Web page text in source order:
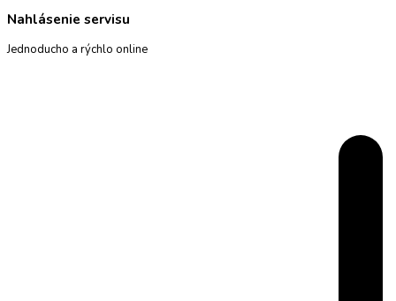
Nahlásenie servisu
Jednoducho a rýchlo online